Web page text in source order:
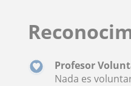
Profesor
Nada es